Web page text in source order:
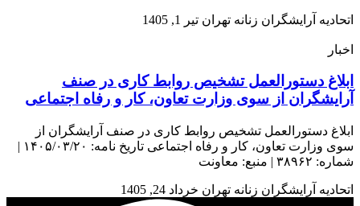
اتحادیه آرایشگران زنانه تهران تیر 1, 1405
اخبار
ابلاغ دستورالعمل تشخیص روابط کاری در صنف
آرایشگران از سوی وزارت تعاون، کار و رفاه اجتماعی
ابلاغ دستورالعمل تشخیص روابط کاری در صنف آرایشگران از
سوی وزارت تعاون، کار و رفاه اجتماعی تاریخ نامه: ۱۴۰۵/۰۳/۲۰ |
شماره: ۳۸۹۶۲ | منبع: معاونت
اتحادیه آرایشگران زنانه تهران خرداد 24, 1405